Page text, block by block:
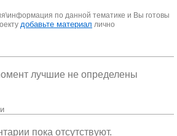
по данной тематике и Вы готовы
добавьте материал лично
лучшие не определены
пока отсутствуют.